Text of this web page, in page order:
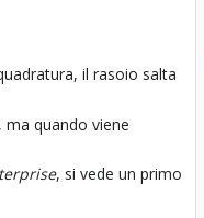
il rasoio salta
ma quando viene
, si vede un primo